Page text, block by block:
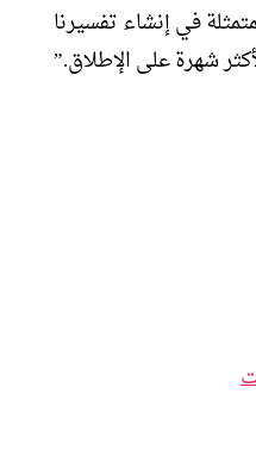
في إنشاء تفسيرنا
شهرة على الإطلاق.”